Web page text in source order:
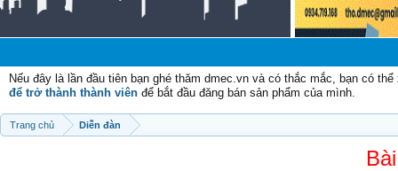
Nếu đây là lần đầu tiên bạn ghé thăm dmec.vn và có thắc mắc, bạn có
để trở thành thành viên để bắt đầu đăng bán sản phẩm của mình.
Trang chủ Diễn đàn